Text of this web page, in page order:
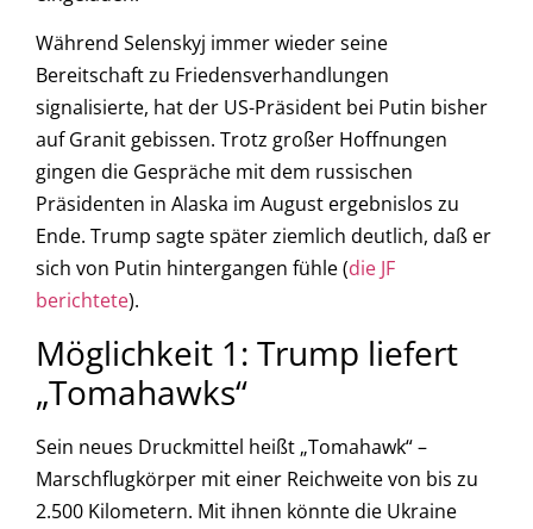
Während Selenskyj immer wieder seine
Bereitschaft zu Friedensverhandlungen
signalisierte, hat der US-Präsident bei Putin bisher
auf Granit gebissen. Trotz großer Hoffnungen
gingen die Gespräche mit dem russischen
Präsidenten in Alaska im August ergebnislos zu
Ende. Trump sagte später ziemlich deutlich, daß er
sich von Putin hintergangen fühle (die JF
berichtete).
Möglichkeit 1: Trump liefert
„Tomahawks“
Sein neues Druckmittel heißt „Tomahawk“ –
Marschflugkörper mit einer Reichweite von bis zu
2.500 Kilometern. Mit ihnen könnte die Ukraine